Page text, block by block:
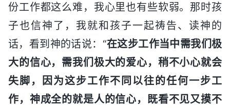
份工作都这么难，我心里也有些软弱。那时孩
子也信神了，我就和孩子一起祷告、读神的
话，看到神的话说：“在这步工作当中需我们极
大的信心，需我们极大的爱心，稍不小心就会
失脚，因为这步工作不同以往的任何一步工
作，神成全的就是人的信心，既看不见又摸不